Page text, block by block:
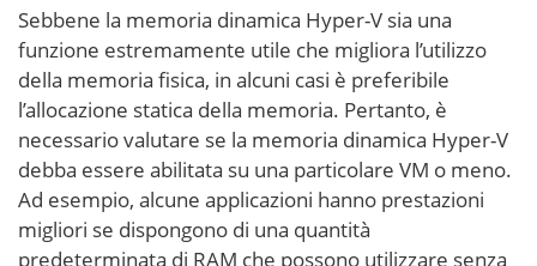
Sebbene la memoria dinamica Hyper-V sia una
funzione estremamente utile che migliora l’utilizzo
della memoria fisica, in alcuni casi è preferibile
l’allocazione statica della memoria. Pertanto, è
necessario valutare se la memoria dinamica Hyper-V
debba essere abilitata su una particolare VM o meno.
Ad esempio, alcune applicazioni hanno prestazioni
migliori se dispongono di una quantità
predeterminata di RAM che possono utilizzare senza